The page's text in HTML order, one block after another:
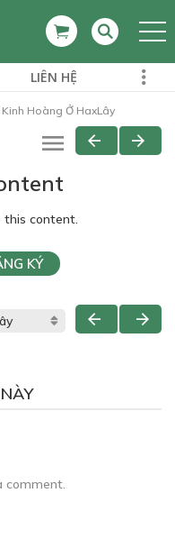
LIÊN HỆ
Hoàng Ở HaxLây
this content.
KÝ
comment.